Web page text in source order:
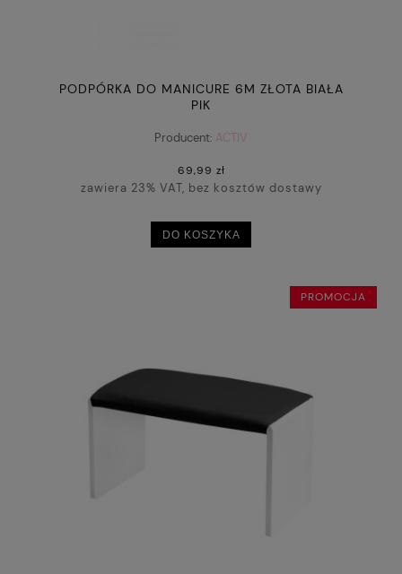
PODPÓRKA DO MANICURE 6M ZŁOTA BIAŁA
PIK
Producent: ACTIV
69,99 zł
zawiera 23% VAT, bez kosztów dostawy
DO KOSZYKA
PROMOCJA